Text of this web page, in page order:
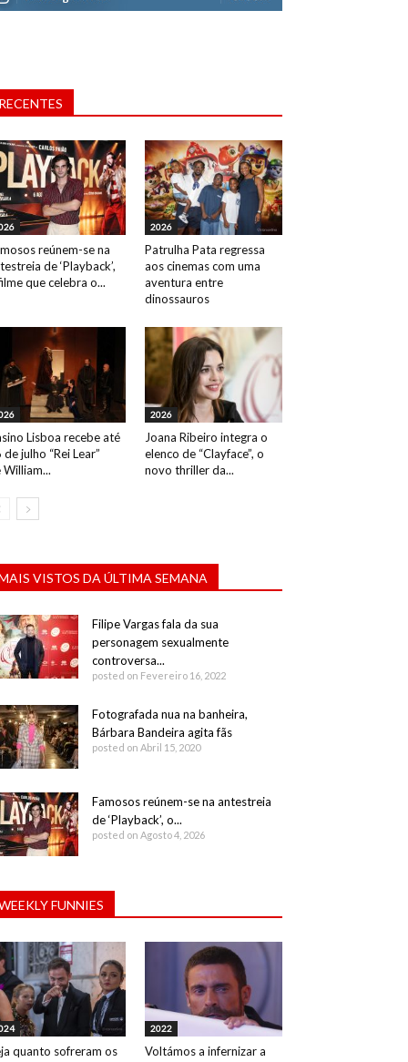
reúnem-se na
de ‘Playback’,
que celebra o...
2026
Patrulha Pata regressa
aos cinemas com uma
aventura entre
dinossauros
Lisboa recebe até
de julho “Rei Lear”
William...
2026
Joana Ribeiro integra o
elenco de “Clayface”, o
novo thriller da...
VISTOS DA ÚLTIMA SEMANA
Filipe Vargas fala da sua
personagem sexualmente
controversa...
posted on Fevereiro 16, 2022
Fotografada nua na banheira,
Bárbara Bandeira agita fãs
posted on Abril 15, 2020
Famosos reúnem-se na antestreia
de ‘Playback’, o...
posted on Agosto 4, 2026
FUNNIES
quanto sofreram os
2022
Voltámos a infernizar a